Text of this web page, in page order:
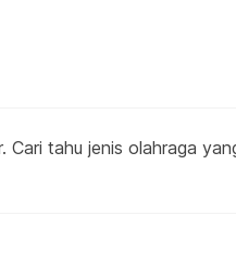
Cari tahu jenis olahraga